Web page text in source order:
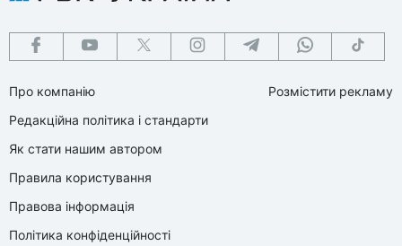
Про компанію
Редакційна політика і стандарти
Як стати нашим автором
Правила користування
Правова інформація
Політика конфіденційності
Розмістити рекламу